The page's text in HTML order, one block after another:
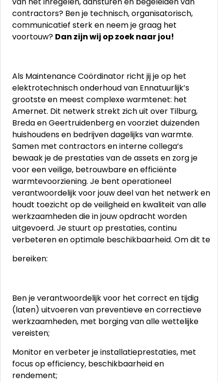
contractors? Ben je technisch, organisatorisch,
communicatief sterk en neem je graag het
voortouw? Dan zijn wij op zoek naar jou!
Als Maintenance Coördinator richt jij je op het
elektrotechnisch onderhoud van Ennatuurlijk’s
grootste en meest complexe warmtenet: het
Amernet. Dit netwerk strekt zich uit over Tilburg,
Breda en Geertruidenberg en voorziet duizenden
huishoudens en bedrijven dagelijks van warmte.
Samen met contractors en interne collega’s
bewaak je de prestaties van de assets en zorg je
voor een veilige, betrouwbare en efficiënte
warmtevoorziening. Je bent operationeel
verantwoordelijk voor jouw deel van het netwerk en
houdt toezicht op de veiligheid en kwaliteit van alle
werkzaamheden die in jouw opdracht worden
uitgevoerd. Je stuurt op prestaties, continu
verbeteren en optimale beschikbaarheid. Om dit te
bereiken:
Ben je verantwoordelijk voor het correct en tijdig
(laten) uitvoeren van preventieve en correctieve
werkzaamheden, met borging van alle wettelijke
vereisten;
Monitor en verbeter je installatieprestaties, met
focus op efficiency, beschikbaarheid en
rendement;